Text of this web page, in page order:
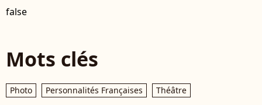
false
Mots clés
Photo Personnalités Françaises Théâtre